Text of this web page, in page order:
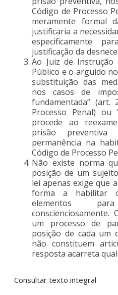
Código de Processo
meramente formal
justificaria a
especificamente
justificação da
Ao Juiz de
Público e o arguido
substituição das
nos casos de
fundamentada” (art.
Processo Penal) ou
procede ao
prisão
permanência na
Código de Processo
Não existe norma
posição de um
lei apenas exige que
forma a habilitar
elementos
um processo de
posição de cada um
não constituem
resposta acarreta
Consultar texto integral